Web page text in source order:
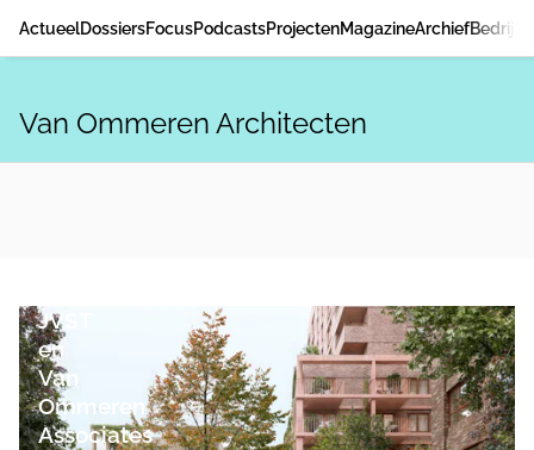
ActueelDossiersFocusPodcastsProjectenMagazineArchief
Van Ommeren Architecten
JVST
en
Van
Ommeren
Associates